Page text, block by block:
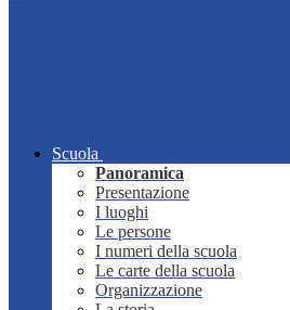
Scuola
Panoramica
Presentazione
I luoghi
Le persone
I numeri della scuola
Le carte della scuola
Organizzazione